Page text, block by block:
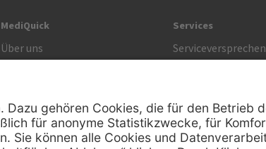
MediQuick
Über uns
Services
Serviceversprechen
Zertifikat